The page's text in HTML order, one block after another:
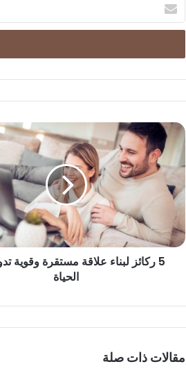
بريدك
الإلكتروني
5 ركائز لبناء علاقة مستقرة وقوية
الحياة
مقالات ذات صلة